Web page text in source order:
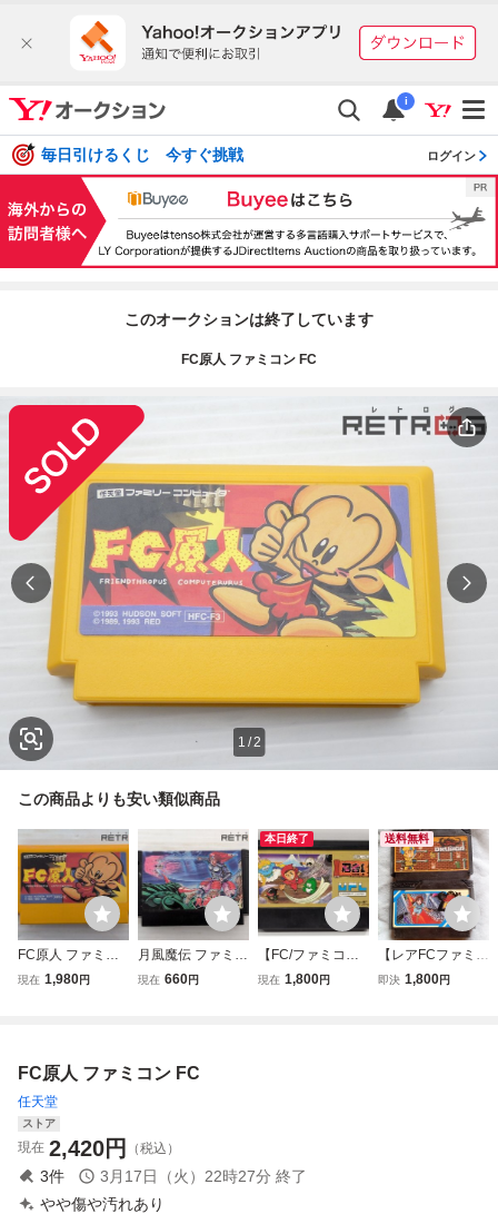
i
毎日引けるくじ 今すぐ挑戦 ログイン
このオークションは終了しています
FC原人 ファミコン FC
1 /2
この商品よりも安い類似商品
FC原人 ファミコ
ン FC
現在 1,980円
月風魔伝 ファミコ
ン FC
現在 660円
本日終了
【FC/ファミコ
ン】忍者くん 阿
現在 1,800円
送料無料
【レアFCファミコ
ン】ナムコ カイ
即決 1,800円
FC原人 ファミコン FC
任天堂
ストア
現在 2,420円 （税込）
3件 3月17日（火）22時27分 終了
やや傷や汚れあり